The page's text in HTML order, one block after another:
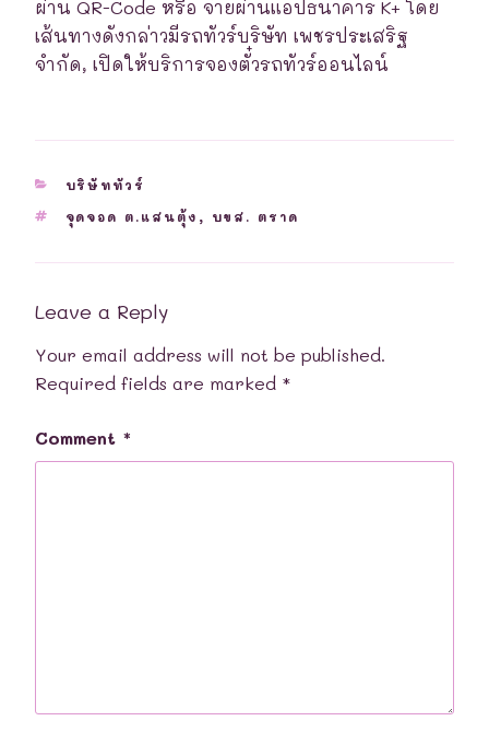
ผ่าน QR-Code หรือ จ่ายผ่านแอปธนาคาร K+ โดย
เส้นทางดังกล่าวมีรถทัวร์บริษัท เพชรประเสริฐ
จำกัด, เปิดให้บริการจองตั๋วรถทัวร์ออนไลน์
CATEGORIES
บริษัททัวร์
TAGS
จุดจอด ต.แสนตุ้ง , บขส. ตราด
Leave a Reply
Your email address will not be published.
Required fields are marked *
Comment *